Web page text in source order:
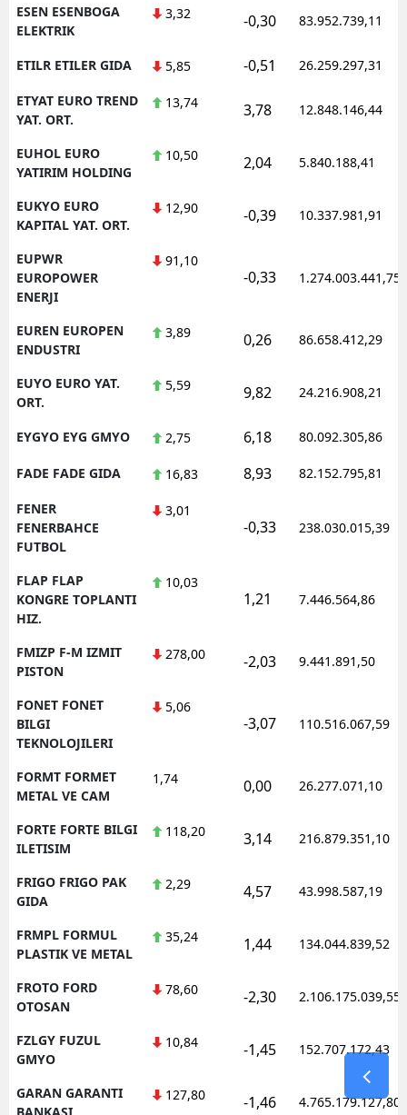
ESEN ESENBOGA
ELEKTRIK
3,32 -0,30 83.952.739,11
ETILR ETILER GIDA 5,85 -0,51 26.259.297,31
ETYAT EURO TREND
YAT. ORT.
13,74 3,78 12.848.146,44
EUHOL EURO
YATIRIM HOLDING
10,50 2,04 5.840.188,41
EUKYO EURO
KAPITAL YAT. ORT.
12,90 -0,39 10.337.981,91
EUPWR
EUROPOWER
ENERJI
91,10
-0,33 1.274.003.441,75
EUREN EUROPEN
ENDUSTRI
3,89 0,26 86.658.412,29
EUYO EURO YAT.
ORT.
5,59 9,82 24.216.908,21
EYGYO EYG GMYO 2,75 6,18 80.092.305,86
FADE FADE GIDA 16,83 8,93 82.152.795,81
FENER
FENERBAHCE
FUTBOL
3,01
-0,33 238.030.015,39
FLAP FLAP
KONGRE TOPLANTI
HIZ.
10,03
1,21 7.446.564,86
FMIZP F-M IZMIT
PISTON
278,00 -2,03 9.441.891,50
FONET FONET
BILGI
TEKNOLOJILERI
5,06
-3,07 110.516.067,59
FORMT FORMET
METAL VE CAM
1,74 0,00 26.277.071,10
FORTE FORTE BILGI
ILETISIM
118,20 3,14 216.879.351,10
FRIGO FRIGO PAK
GIDA
2,29 4,57 43.998.587,19
FRMPL FORMUL
PLASTIK VE METAL
35,24 1,44 134.044.839,52
FROTO FORD
OTOSAN
78,60 -2,30 2.106.175.039,55
FZLGY FUZUL
GMYO
10,84 -1,45 152.707.172,43
GARAN GARANTI
BANKASI
127,80 -1,46 4.765.179.127,80